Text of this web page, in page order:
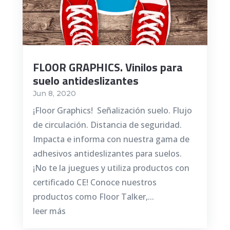
FLOOR GRAPHICS. Vinilos para
suelo antideslizantes
Jun 8, 2020
¡Floor Graphics! Señalización suelo. Flujo
de circulación. Distancia de seguridad.
Impacta e informa con nuestra gama de
adhesivos antideslizantes para suelos.
¡No te la juegues y utiliza productos con
certificado CE! Conoce nuestros
productos como Floor Talker,...
leer más